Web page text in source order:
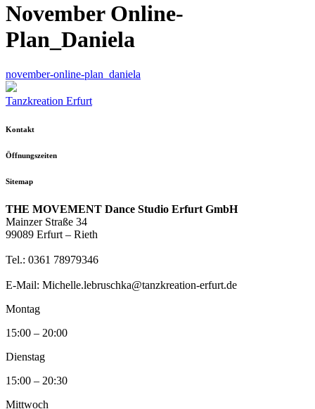
November Online-
Plan_Daniela
november-online-plan_daniela
Tanzkreation Erfurt
Kontakt
Öffnungszeiten
Sitemap
THE MOVEMENT Dance Studio Erfurt GmbH
Mainzer Straße 34
99089 Erfurt – Rieth
Tel.: 0361 78979346
E-Mail: Michelle.lebruschka@tanzkreation-erfurt.de
Montag
15:00 – 20:00
Dienstag
15:00 – 20:30
Mittwoch